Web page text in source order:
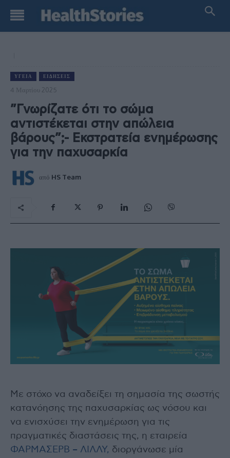
ΥΓΕΊΑ ΕΙΔΉΣΕΙΣ
4 Μαρτίου 2025
”Γνωρίζατε ότι το σώμα
αντιστέκεται στην απώλεια
βάρους”;- Εκστρατεία ενημέρωσης
για την παχυσαρκία
από HS Team
Με στόχο να αναδείξει τη σημασία της σωστής
κατανόησης της παχυσαρκίας ως νόσου και
να ενισχύσει την ενημέρωση για τις
πραγματικές διαστάσεις της, η εταιρεία
ΦΑΡΜΑΣΕΡΒ – ΛΙΛΛΥ, διοργάνωσε μία